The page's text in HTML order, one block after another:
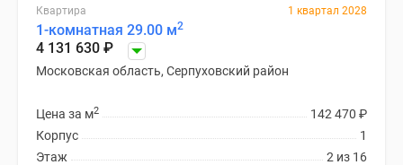
Квартира 1 квартал 2028
1-комнатная 29.00 м2
4 131 630 ₽
Московская область, Серпуховский район
142 470 ₽
Цена за м2
1
Корпус
2 из 16
Этаж